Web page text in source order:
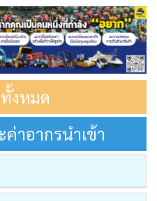
งหมด
าอากรนำเข้า